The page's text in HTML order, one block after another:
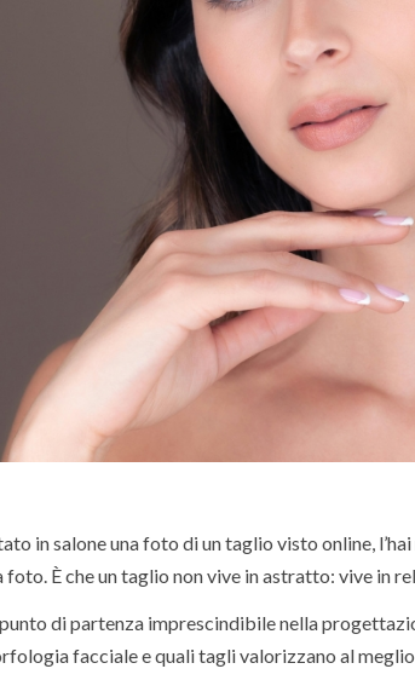
in salone una foto di un taglio visto online,
foto. È che un taglio non vive in astratto: vive in
di partenza imprescindibile nella
facciale e quali tagli valorizzano al